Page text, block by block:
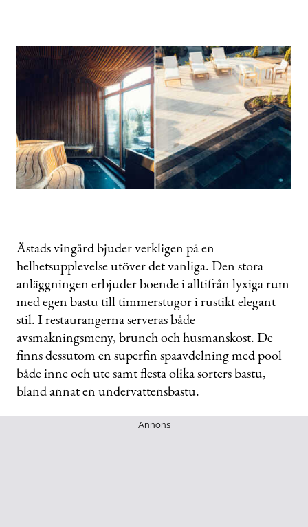
Ästads vingård bjuder verkligen på en
helhetsupplevelse utöver det vanliga. Den stora
anläggningen erbjuder boende i alltifrån lyxiga rum
med egen bastu till timmerstugor i rustikt elegant
stil. I restaurangerna serveras både
avsmakningsmeny, brunch och husmanskost. De
finns dessutom en superfin spaavdelning med pool
både inne och ute samt flesta olika sorters bastu,
bland annat en undervattensbastu.
Annons